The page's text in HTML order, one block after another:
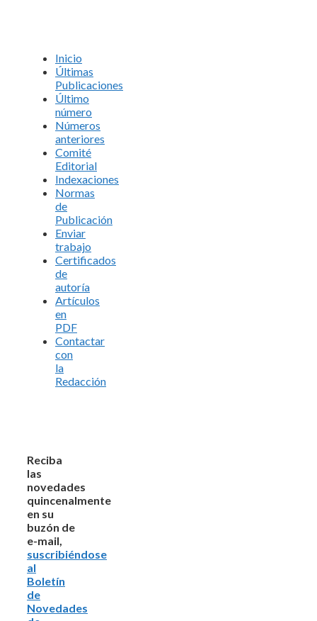
Inicio
Últimas
Publicaciones
Último
número
Números
anteriores
Comité
Editorial
Indexaciones
Normas
de
Publicación
Enviar
trabajo
Certificados
de
autoría
Artículos
en
PDF
Contactar
con
la
Redacción
Reciba
las
novedades
quincenalmente
en su
buzón de
e-mail,
suscribiéndose
al
Boletín
de
Novedades